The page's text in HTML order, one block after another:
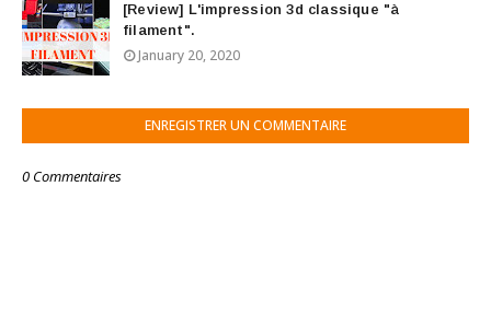
[Review] L'impression 3d classique "à
filament".
January 20, 2020
ENREGISTRER UN COMMENTAIRE
0 Commentaires